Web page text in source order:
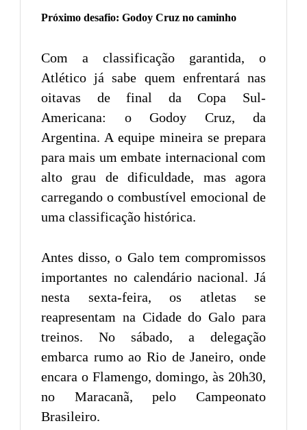
Próximo desafio: Godoy Cruz no caminho
Com a classificação garantida, o
Atlético já sabe quem enfrentará nas
oitavas de final da Copa Sul-
Americana: o Godoy Cruz, da
Argentina. A equipe mineira se prepara
para mais um embate internacional com
alto grau de dificuldade, mas agora
carregando o combustível emocional de
uma classificação histórica.
Antes disso, o Galo tem compromissos
importantes no calendário nacional. Já
nesta sexta-feira, os atletas se
reapresentam na Cidade do Galo para
treinos. No sábado, a delegação
embarca rumo ao Rio de Janeiro, onde
encara o Flamengo, domingo, às 20h30,
no Maracanã, pelo Campeonato
Brasileiro.